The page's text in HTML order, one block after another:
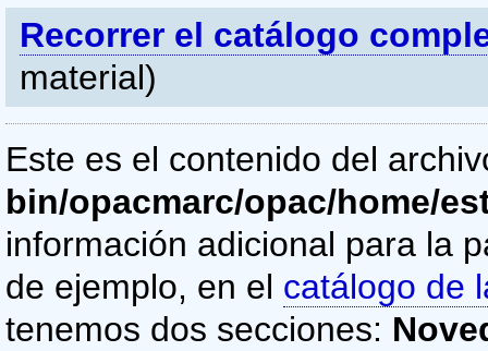
Recorrer el catálogo
material)
Este es el contenido del
bin/opacmarc/opac/home/
información adicional para la
de ejemplo, en el catálogo de
tenemos dos secciones: